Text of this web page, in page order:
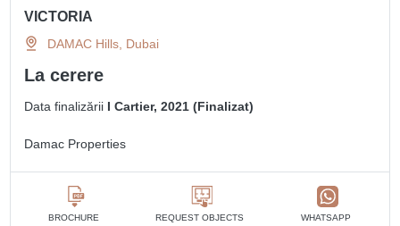
VICTORIA
DAMAC Hills, Dubai
La cerere
Data finalizării I Cartier, 2021 (Finalizat)
Damac Properties
BROCHURE REQUEST OBJECTS WHATSAPP